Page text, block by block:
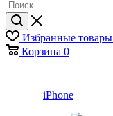
Избранные товары
Корзина 0
iPhone